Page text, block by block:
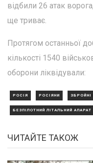
відбили 26 атак
ще триває.
Протягом останньої
кількості 1540
оборони ліквідували:
РОСІЯ РОСІЯНИ ЗБРОЙНІ
БЕЗПІЛОТНИЙ ЛІТАЛЬНИЙ АПАРАТ
ЧИТАЙТЕ ТАКОЖ